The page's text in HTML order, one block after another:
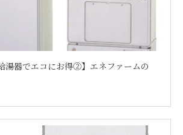
湯器でエコにお得②】エネファームの